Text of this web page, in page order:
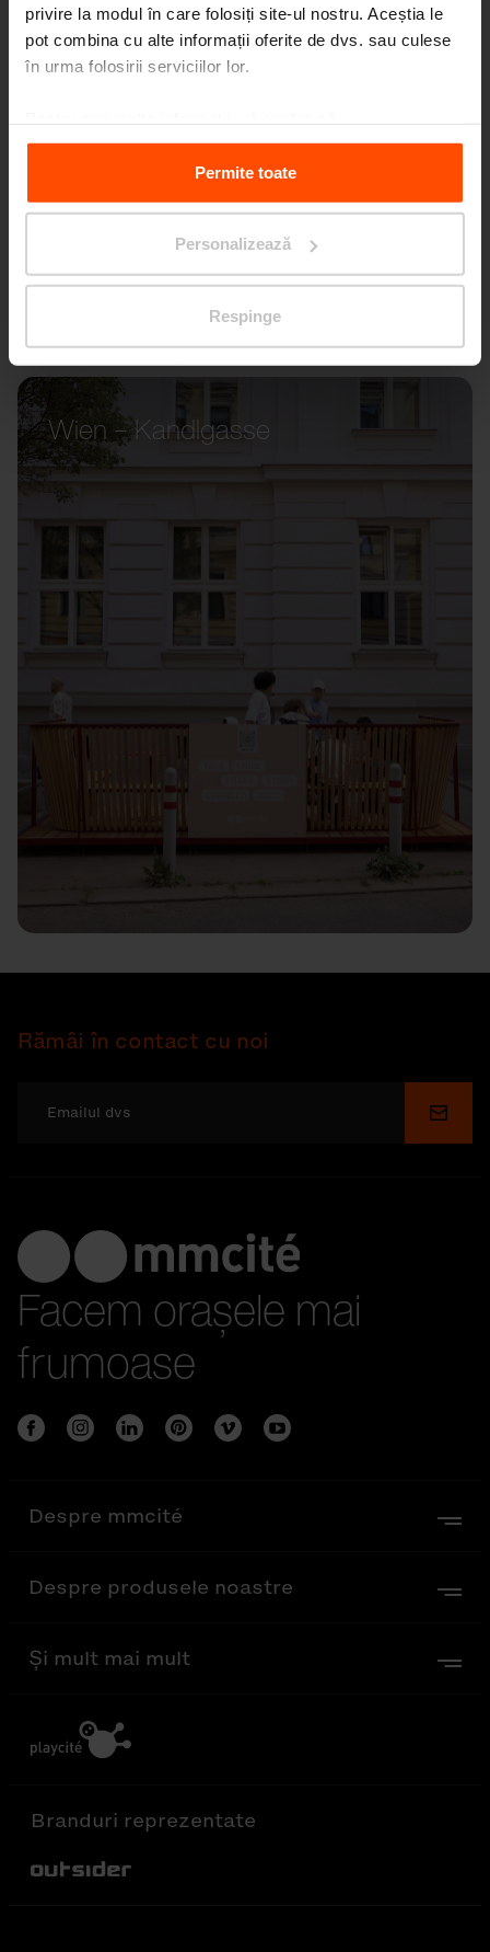
privire la modul în care folosiți site-ul nostru. Aceștia le
pot combina cu alte informații oferite de dvs. sau culese
în urma folosirii serviciilor lor.
vizitațiPrinciples Relating to the Processing Personal
Permite toate
Personalizează
Respinge
Wien – Kandlgasse
Rămâi în contact cu noi
Facem orașele mai
frumoase
Despre mmcité
Despre produsele noastre
Și mult mai mult
Branduri reprezentate
Out-Sider